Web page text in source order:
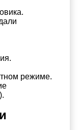
режиме.